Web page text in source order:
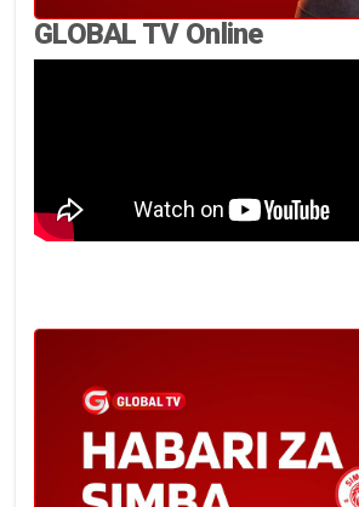
GLOBAL TV Online